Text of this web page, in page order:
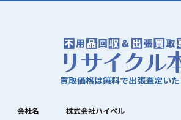
買取価格は無料で出張査定いた
会社名
株式会社ハイペル